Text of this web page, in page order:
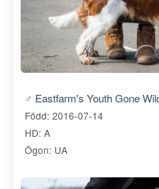
Eastfarm's Youth Gone
Född: 2016-07-14
HD: A
Ögon: UA